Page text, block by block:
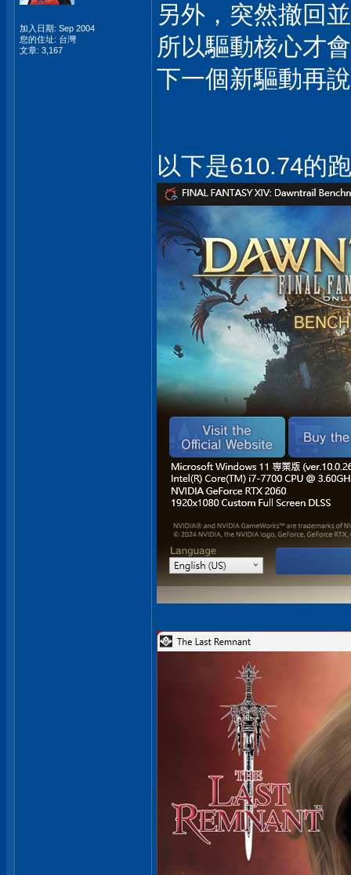
加入日期: Sep 2004
您的住址: 台灣
文章: 3,167
另外，突然撤回
所以驅動核心才
下一個新驅動再
以下是610.74的